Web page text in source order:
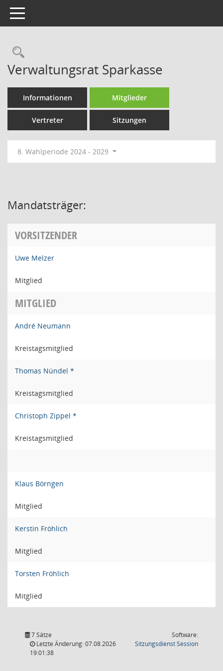
Toggle navigation
Rechercheauswahl
Verwaltungsrat Sparkasse
Informationen Mitglieder
Vertreter Sitzungen
8. Wahlperiode 2024 - 2029
Mandatsträger:
VORSITZENDER
Uwe Melzer
Mitglied
MITGLIED
André Neumann
Kreistagsmitglied
Thomas Nündel *
Kreistagsmitglied
Christoph Zippel *
Kreistagsmitglied
Klaus Börngen
Mitglied
Kerstin Fröhlich
Mitglied
Torsten Fröhlich
Mitglied
7 Sätze
Letzte Änderung: 07.08.2026
19:01:38
Software:
SitzungsdienstSession(Wird in